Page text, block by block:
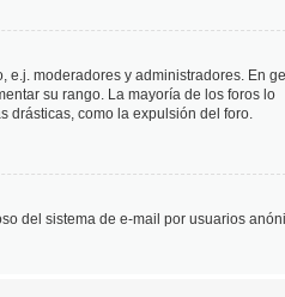
moderadores y administradores. En
su rango. La mayoría de los foros lo
drásticas, como la expulsión del foro.
del sistema de e-mail por usuarios